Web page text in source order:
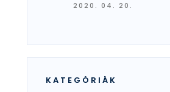
2020. 04. 20.
KATEGÓRIÁK